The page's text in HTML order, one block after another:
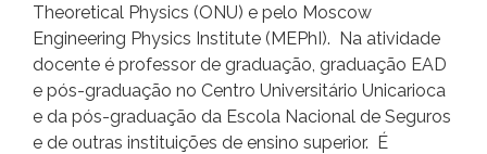
Theoretical Physics (ONU) e pelo Moscow
Engineering Physics Institute (MEPhI). Na atividade
docente é professor de graduação, graduação EAD
e pós-graduação no Centro Universitário Unicarioca
e da pós-graduação da Escola Nacional de Seguros
e de outras instituições de ensino superior. É